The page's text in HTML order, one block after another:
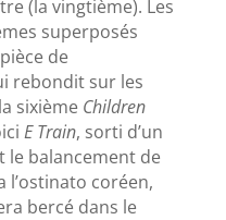
(la vingtième). Les
superposés
de
rebondit sur les
sixième Children
E Train, sorti d’un
le balancement de
l’ostinato coréen,
bercé dans le